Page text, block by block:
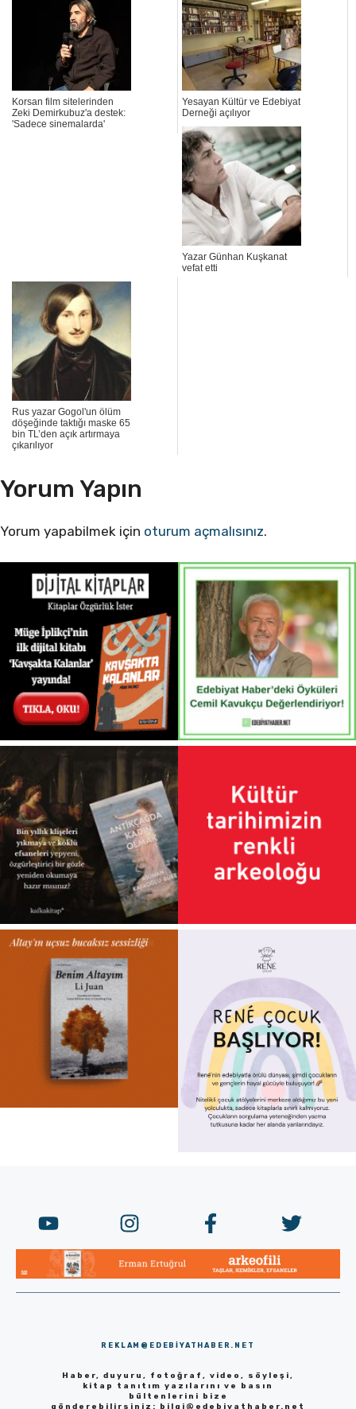
Korsan film sitelerinden
Zeki Demirkubuz'a destek:
'Sadece sinemalarda'
Yesayan Kültür ve Edebiyat
Derneği açılıyor
Yazar Günhan Kuşkanat
vefat etti
Rus yazar Gogol'un ölüm
döşeğinde taktığı maske 65
bin TL’den açık artırmaya
çıkarılıyor
Yorum Yapın
Yorum yapabilmek için oturum açmalısınız.
REKLAM@EDEBIYATHABER.NET
Haber, duyuru, fotoğraf, video, söyleşi,
kitap tanıtım yazılarını ve basın
bültenlerini bize
gönderebilirsiniz: bilgi@edebiyathaber.net